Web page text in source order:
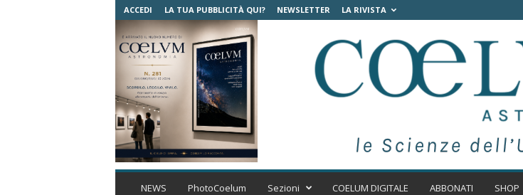
ACCEDI LA TUA PUBBLICITÀ QUI? NEWSLETTER LA RIVISTA
C
NEWS PhotoCoelum Sezioni COELUM DIGITALE ABBONATI SHOP